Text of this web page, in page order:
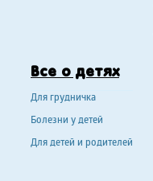
Все о детях
Для грудничка
Болезни у детей
Для детей и родителей